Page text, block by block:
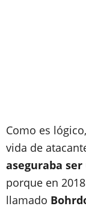
Como es
vida de
aseguraba
porque en
llamado